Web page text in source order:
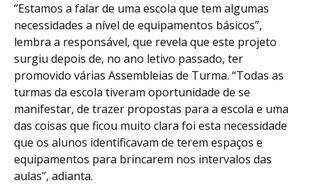
“Estamos a falar de uma escola que tem algumas
necessidades a nível de equipamentos básicos”,
lembra a responsável, que revela que este projeto
surgiu depois de, no ano letivo passado, ter
promovido várias Assembleias de Turma. “Todas as
turmas da escola tiveram oportunidade de se
manifestar, de trazer propostas para a escola e uma
das coisas que ficou muito clara foi esta necessidade
que os alunos identificavam de terem espaços e
equipamentos para brincarem nos intervalos das
aulas”, adianta.